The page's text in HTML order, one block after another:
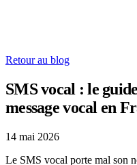
Retour au blog
SMS vocal : le
message vocal en
14 mai 2026
Le SMS vocal porte mal son